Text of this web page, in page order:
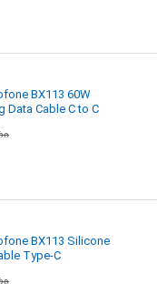
BX113 60W
Data Cable C to C
BX113 Silicone
Type-C